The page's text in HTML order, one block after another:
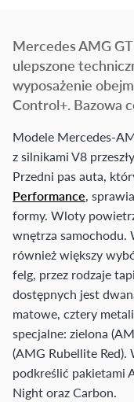
Mercedes AMG
ulepszone
wyposażenie
Control+. Bazowa
Modele Mercedes-
z silnikami V8
Przedni pas auta,
Performance,
formy. Wloty
wnętrza samochodu.
również większy
felg, przez rodzaje
dostępnych jest
matowe, cztery
specjalne: zielona
(AMG Rubellite
podkreślić pakietami
Night oraz Carbon.